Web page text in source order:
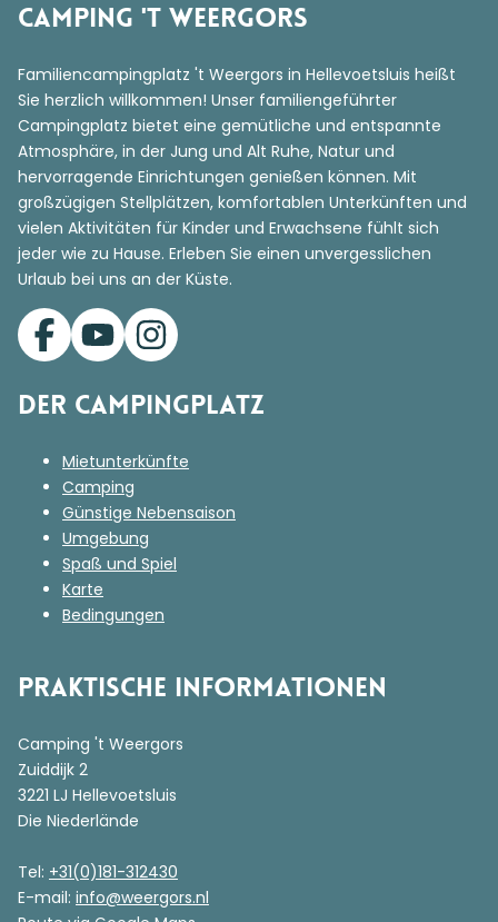
Camping 't Weergors
Familiencampingplatz 't Weergors in Hellevoetsluis heißt
Sie herzlich willkommen! Unser familiengeführter
Campingplatz bietet eine gemütliche und entspannte
Atmosphäre, in der Jung und Alt Ruhe, Natur und
hervorragende Einrichtungen genießen können. Mit
großzügigen Stellplätzen, komfortablen Unterkünften und
vielen Aktivitäten für Kinder und Erwachsene fühlt sich
jeder wie zu Hause. Erleben Sie einen unvergesslichen
Urlaub bei uns an der Küste.
Der Campingplatz
Mietunterkünfte
Camping
Günstige Nebensaison
Umgebung
Spaß und Spiel
Karte
Bedingungen
Praktische Informationen
Camping 't Weergors
Zuiddijk 2
3221 LJ Hellevoetsluis
Die Niederlände
Tel: +31(0)181-312430
E-mail: info@weergors.nl